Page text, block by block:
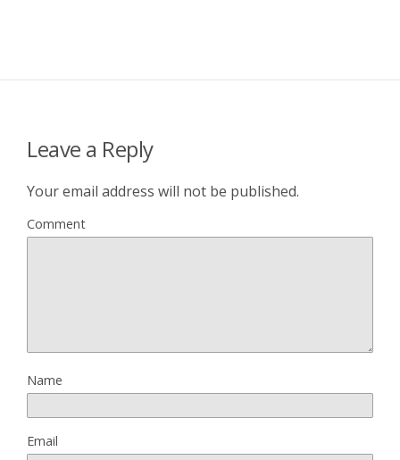
Leave a Reply
Your email address will not be published.
Comment
Name
Email